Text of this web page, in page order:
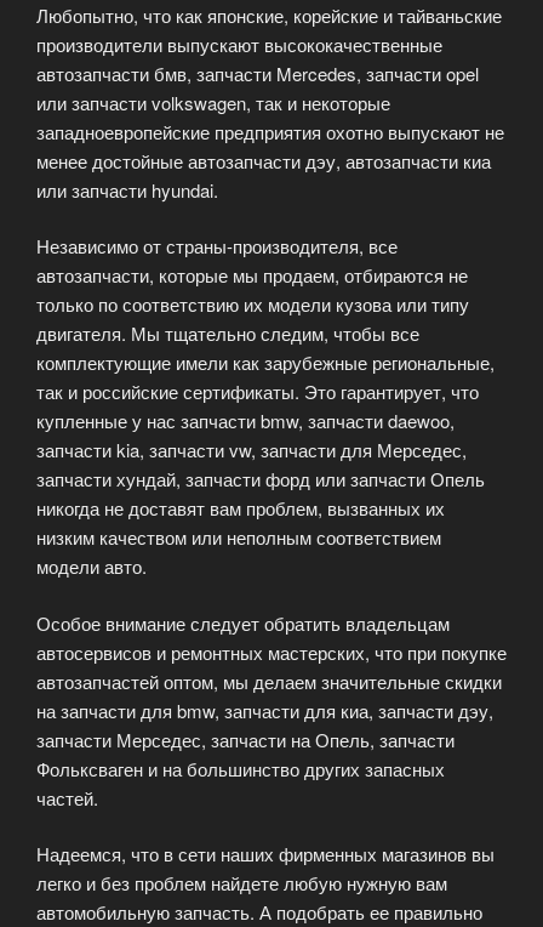
Любопытно, что как японские, корейские и тайваньские
производители выпускают высококачественные
автозапчасти бмв, запчасти Mercedes, запчасти opel
или запчасти volkswagen, так и некоторые
западноевропейские предприятия охотно выпускают не
менее достойные автозапчасти дэу, автозапчасти киа
или запчасти hyundai.
Независимо от страны-производителя, все
автозапчасти, которые мы продаем, отбираются не
только по соответствию их модели кузова или типу
двигателя. Мы тщательно следим, чтобы все
комплектующие имели как зарубежные региональные,
так и российские сертификаты. Это гарантирует, что
купленные у нас запчасти bmw, запчасти daewoo,
запчасти kia, запчасти vw, запчасти для Мерседес,
запчасти хундай, запчасти форд или запчасти Опель
никогда не доставят вам проблем, вызванных их
низким качеством или неполным соответствием
модели авто.
Особое внимание следует обратить владельцам
автосервисов и ремонтных мастерских, что при покупке
автозапчастей оптом, мы делаем значительные скидки
на запчасти для bmw, запчасти для киа, запчасти дэу,
запчасти Мерседес, запчасти на Опель, запчасти
Фольксваген и на большинство других запасных
частей.
Надеемся, что в сети наших фирменных магазинов вы
легко и без проблем найдете любую нужную вам
автомобильную запчасть. А подобрать ее правильно